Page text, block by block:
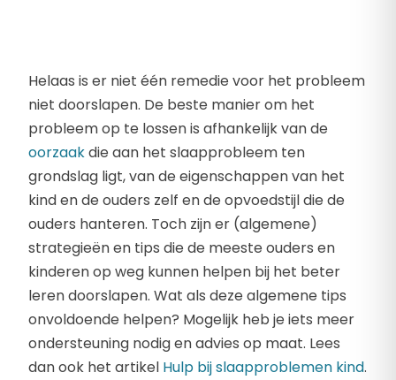
Helaas is er niet één remedie voor het probleem
niet doorslapen. De beste manier om het
probleem op te lossen is afhankelijk van de
oorzaakdie aan het slaapprobleem ten
grondslag ligt, van de eigenschappen van het
kind en de ouders zelf en de opvoedstijl die de
ouders hanteren. Toch zijn er (algemene)
strategieën en tips die de meeste ouders en
kinderen op weg kunnen helpen bij het beter
leren doorslapen. Wat als deze algemene tips
onvoldoende helpen? Mogelijk heb je iets meer
ondersteuning nodig en advies op maat. Lees
dan ook het artikel Hulp bij slaapproblemen kind.